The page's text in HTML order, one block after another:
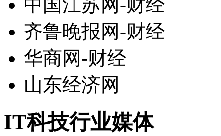
中国江苏网-财经
齐鲁晚报网-财经
华商网-财经
山东经济网
IT科技行业媒体